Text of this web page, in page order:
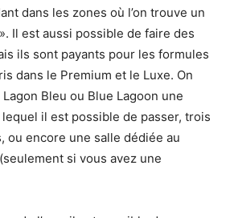
dans les zones où l’on trouve un
Il est aussi possible de faire des
ils sont payants pour les formules
dans le Premium et le Luxe. On
Bleu ou Blue Lagoon une
il est possible de passer, trois
ou encore une salle dédiée au
si vous avez une